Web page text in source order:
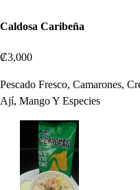
Caldosa Caribeña
₡3,000
Pescado Fresco, Camarones,
Ají, Mango Y Especies